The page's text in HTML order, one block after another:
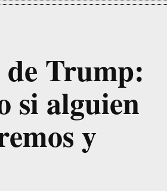
de Trump:
si alguien
y